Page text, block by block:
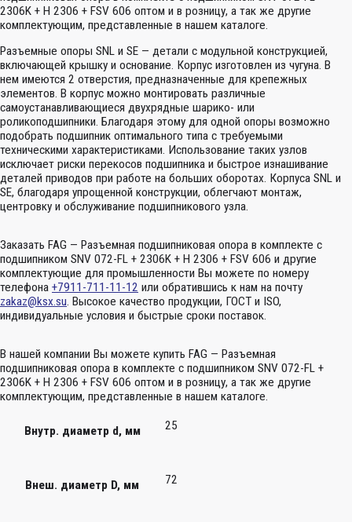
2306K + H 2306 + FSV 606 оптом и в розницу, а так же другие
комплектующим, представленные в нашем каталоге.
Разъемные опоры SNL и SE — детали с модульной конструкцией,
включающей крышку и основание. Корпус изготовлен из чугуна. В
нем имеются 2 отверстия, предназначенные для крепежных
элементов. В корпус можно монтировать различные
самоустанавливающиеся двухрядные шарико- или
роликоподшипники. Благодаря этому для одной опоры возможно
подобрать подшипник оптимального типа с требуемыми
техническими характеристиками. Использование таких узлов
исключает риски перекосов подшипника и быстрое изнашивание
деталей приводов при работе на больших оборотах. Корпуса SNL и
SE, благодаря упрощенной конструкции, облегчают монтаж,
центровку и обслуживание подшипникового узла.
Заказать FAG — Разъемная подшипниковая опора в комплекте с
подшипником SNV 072-FL + 2306K + H 2306 + FSV 606 и другие
комплектующие для промышленности Вы можете по номеру
телефона +7911-711-11-12 или обратившись к нам на почту
zakaz@ksx.su. Высокое качество продукции, ГОСТ и ISO,
индивидуальные условия и быстрые сроки поставок.
В нашей компании Вы можете купить FAG — Разъемная
подшипниковая опора в комплекте с подшипником SNV 072-FL +
2306K + H 2306 + FSV 606 оптом и в розницу, а так же другие
комплектующим, представленные в нашем каталоге.
Внутр. диаметр d, мм 25
Внеш. диаметр D, мм 72